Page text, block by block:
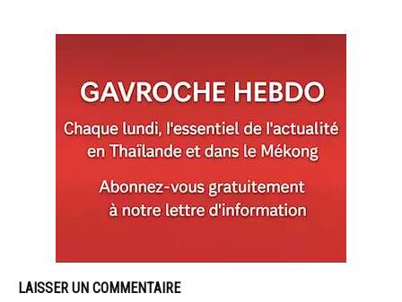
LAISSER UN COMMENTAIRE